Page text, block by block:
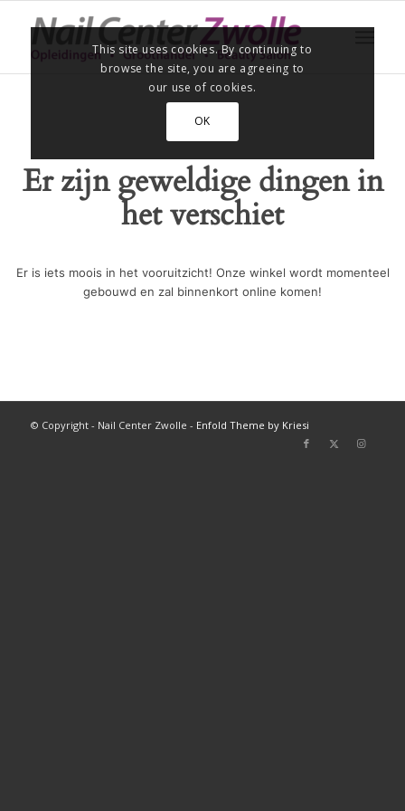
Er zijn geweldige dingen in
het verschiet
Er is iets moois in het vooruitzicht! Onze winkel wordt momenteel
gebouwd en zal binnenkort online komen!
© Copyright - Nail Center Zwolle - Enfold Theme by Kriesi
This site uses cookies. By continuing to
browse the site, you are agreeing to
our use of cookies.
OK